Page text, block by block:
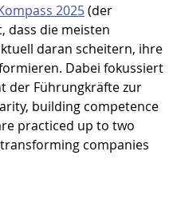
2025 (der
dass die meisten
daran scheitern, ihre
Dabei fokussiert
der Führungkräfte zur
building competence
practiced up to two
companies